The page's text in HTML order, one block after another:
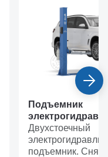
Подъемник
Sivik ПГА-4000-
Двухстоечный
подъемник.